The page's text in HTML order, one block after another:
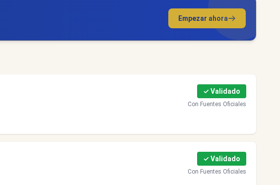
Empezar ahora
✓ Validado
Con Fuentes Oficiales
✓ Validado
Con Fuentes Oficiales